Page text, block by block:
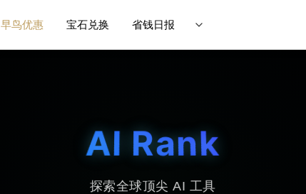
早鸟优惠 宝石兑换 省钱日报
AI Rank
探索全球顶尖 AI 工具